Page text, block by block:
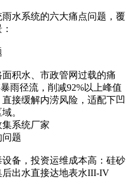
水系统的六大痛点问题‌，覆
积水、市政管网过载的痛
雨径流，削减92%以上峰值
接缓解内涝风险，适配下凹
。
问题
备，投资运维成本高：硅砂
出水直接达地表水III-IV